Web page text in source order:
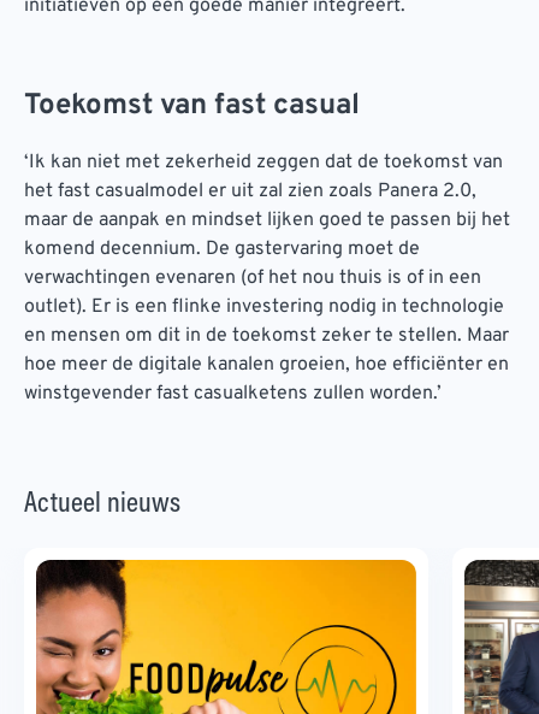
initiatieven op een goede manier integreert.
Toekomst van fast casual
‘Ik kan niet met zekerheid zeggen dat de toekomst van
het fast casualmodel er uit zal zien zoals Panera 2.0,
maar de aanpak en mindset lijken goed te passen bij het
komend decennium. De gastervaring moet de
verwachtingen evenaren (of het nou thuis is of in een
outlet). Er is een flinke investering nodig in technologie
en mensen om dit in de toekomst zeker te stellen. Maar
hoe meer de digitale kanalen groeien, hoe efficiënter en
winstgevender fast casualketens zullen worden.’
Actueel nieuws